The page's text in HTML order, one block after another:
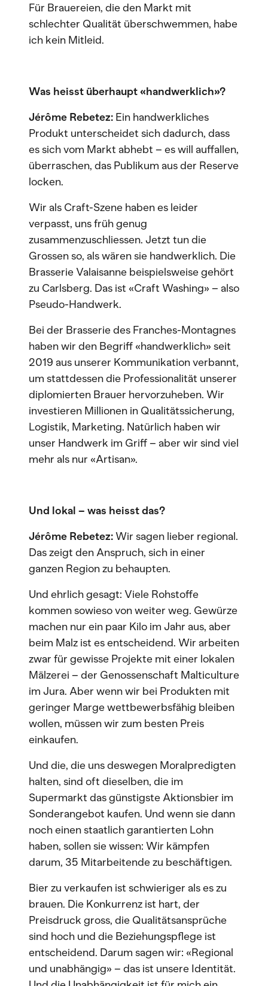
Für Brauereien, die den Markt mit
schlechter Qualität überschwemmen, habe
ich kein Mitleid.
Was heisst überhaupt «handwerklich»?
Jérôme Rebetez: Ein handwerkliches
Produkt unterscheidet sich dadurch, dass
es sich vom Markt abhebt – es will auffallen,
überraschen, das Publikum aus der Reserve
locken.
Wir als Craft-Szene haben es leider
verpasst, uns früh genug
zusammenzuschliessen. Jetzt tun die
Grossen so, als wären sie handwerklich. Die
Brasserie Valaisanne beispielsweise gehört
zu Carlsberg. Das ist «Craft Washing» – also
Pseudo-Handwerk.
Bei der Brasserie des Franches-Montagnes
haben wir den Begriff «handwerklich» seit
2019 aus unserer Kommunikation verbannt,
um stattdessen die Professionalität unserer
diplomierten Brauer hervorzuheben. Wir
investieren Millionen in Qualitätssicherung,
Logistik, Marketing. Natürlich haben wir
unser Handwerk im Griff – aber wir sind viel
mehr als nur «Artisan».
Und lokal – was heisst das?
Jérôme Rebetez:Wir sagen lieber regional.
Das zeigt den Anspruch, sich in einer
ganzen Region zu behaupten.
Und ehrlich gesagt: Viele Rohstoffe
kommen sowieso von weiter weg. Gewürze
machen nur ein paar Kilo im Jahr aus, aber
beim Malz ist es entscheidend. Wir arbeiten
zwar für gewisse Projekte mit einer lokalen
Mälzerei – der Genossenschaft Malticulture
im Jura. Aber wenn wir bei Produkten mit
geringer Marge wettbewerbsfähig bleiben
wollen, müssen wir zum besten Preis
einkaufen.
Und die, die uns deswegen Moralpredigten
halten, sind oft dieselben, die im
Supermarkt das günstigste Aktionsbier im
Sonderangebot kaufen. Und wenn sie dann
noch einen staatlich garantierten Lohn
haben, sollen sie wissen: Wir kämpfen
darum, 35 Mitarbeitende zu beschäftigen.
Bier zu verkaufen ist schwieriger als es zu
brauen. Die Konkurrenz ist hart, der
Preisdruck gross, die Qualitätsansprüche
sind hoch und die Beziehungspflege ist
entscheidend. Darum sagen wir: «Regional
und unabhängig» – das ist unsere Identität.